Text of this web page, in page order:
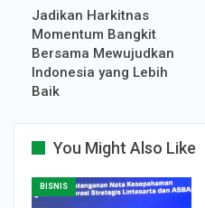
Jadikan Harkitnas
Momentum Bangkit
Bersama Mewujudkan
Indonesia yang Lebih
Baik
You Might Also Like
BISNIS